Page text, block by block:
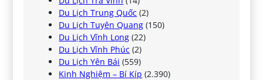
Du Lịch Trung Quốc (2)
Du Lịch Tuyên Quang (150)
Du Lịch Vĩnh Long (22)
Du Lịch Vĩnh Phúc (2)
Du Lịch Yên Bái (559)
Kinh Nghiệm – Bí Kíp (2.390)